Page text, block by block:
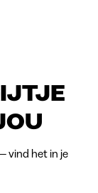
vind het in je